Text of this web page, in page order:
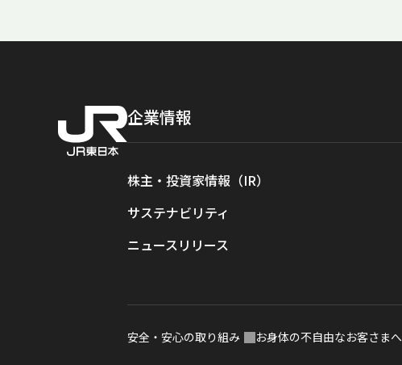
企業情報
株主・投資家情報（IR）
サステナビリティ
ニュースリリース
安全・安心の取り組み お身体の不自由なお客さまへ